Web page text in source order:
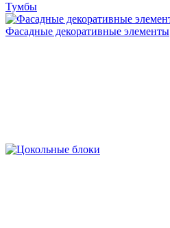
Тумбы
Фасадные декоративные элементы